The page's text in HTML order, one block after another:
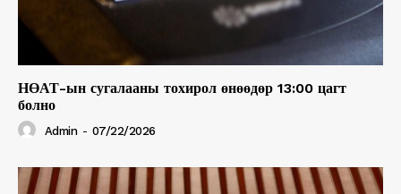
НӨАТ-ын сугалааны тохирол өнөөдөр 13:00 цагт
болно
Admin - 07/22/2026